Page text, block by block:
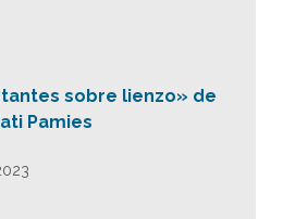
sobre lienzo» de
Pamies